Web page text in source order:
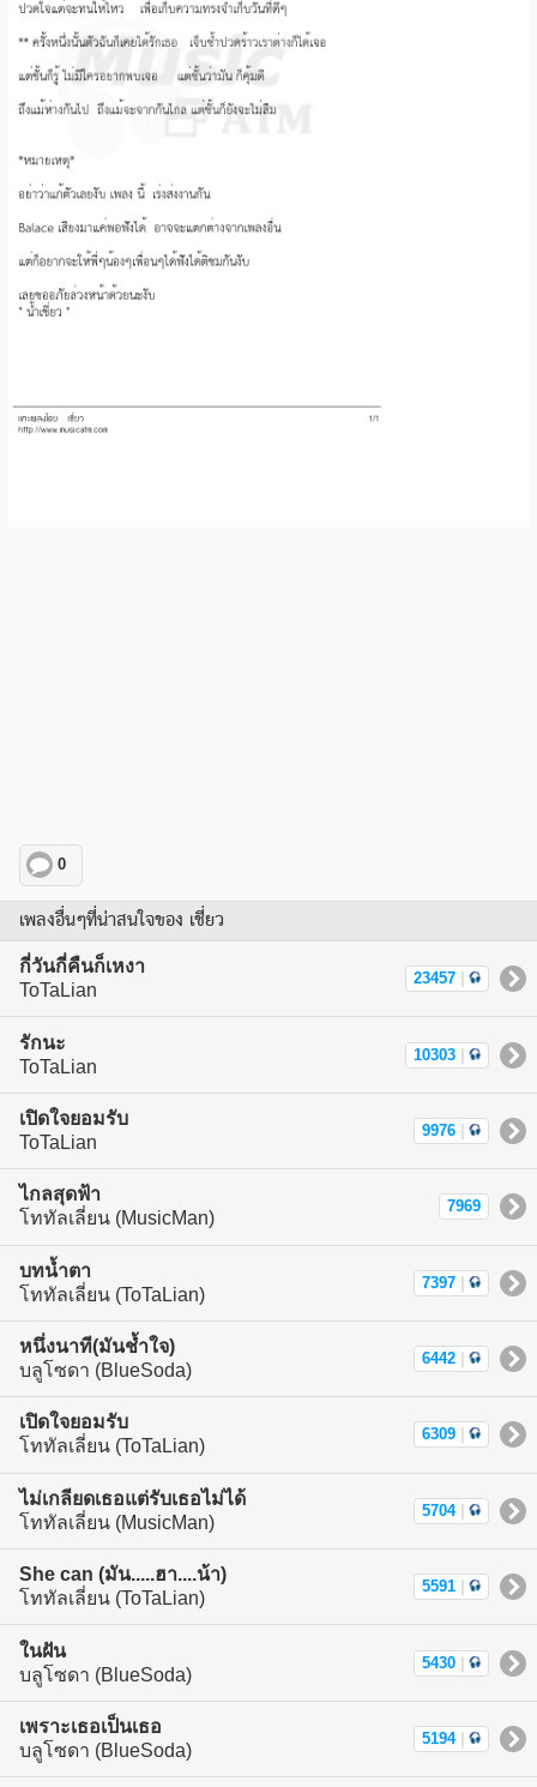
0
เพลงอื่นๆที่น่าสนใจของ เชี่ยว
กี่วันกี่คืนก็เหงา
ToTaLian
23457
รักนะ
ToTaLian
10303
เปิดใจยอมรับ
ToTaLian
9976
ไกลสุดฟ้า
โททัลเลี่ยน (MusicMan)
7969
บทน้ำตา
โททัลเลี่ยน (ToTaLian)
7397
หนึ่งนาที(มันช้ำใจ)
บลูโซดา (BlueSoda)
6442
เปิดใจยอมรับ
โททัลเลี่ยน (ToTaLian)
6309
ไม่เกลียดเธอแต่รับเธอไม่ได้
โททัลเลี่ยน (MusicMan)
5704
She can (มัน.....ฮา....น้า)
โททัลเลี่ยน (ToTaLian)
5591
ในฝัน
บลูโซดา (BlueSoda)
5430
เพราะเธอเป็นเธอ
บลูโซดา (BlueSoda)
5194